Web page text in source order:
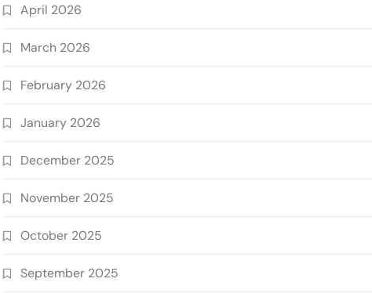
April 2026
March 2026
February 2026
January 2026
December 2025
November 2025
October 2025
September 2025